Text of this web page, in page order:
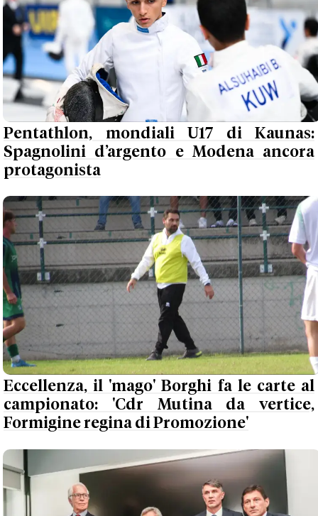
Pentathlon, mondiali U17 di Kaunas:
Spagnolini d’argento e Modena ancora
protagonista
Eccellenza, il 'mago' Borghi fa le carte al
campionato: 'Cdr Mutina da vertice,
Formigine regina di Promozione'